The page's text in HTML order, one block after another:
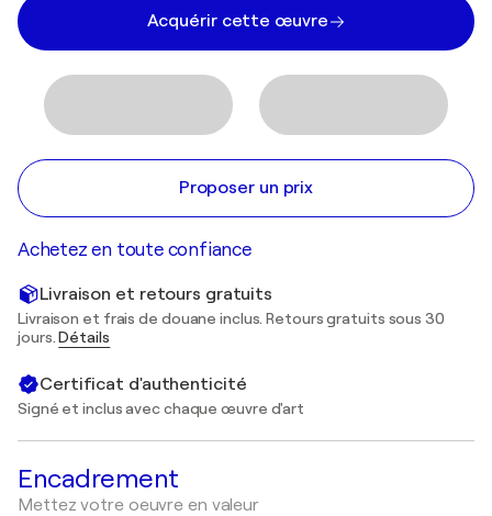
Acquérir cette œuvre
Proposer un prix
Achetez en toute confiance
Livraison et retours gratuits
Livraison et frais de douane inclus. Retours gratuits sous 30
jours.Détails
Certificat d'authenticité
Signé et inclus avec chaque œuvre d'art
Encadrement
Mettez votre oeuvre en valeur